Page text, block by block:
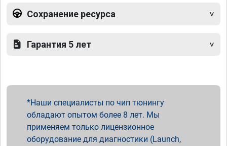
Сохранение ресурса
Гарантия 5 лет
Наши специалисты по чип тюнингу
обладают опытом более 8 лет. Мы
применяем только лицензионное
оборудование для диагностики (Launch,